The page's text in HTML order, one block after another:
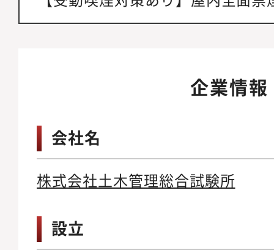
企業情報
会社名
株式会社土木管理総合試験所
設立